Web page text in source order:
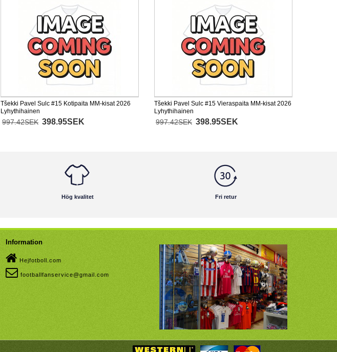
Tšekki Pavel Sulc #15 Kotipaita MM-kisat 2026
Lyhythihainen
997.42SEK 398.95SEK
Tšekki Pavel Sulc #15 Vieraspaita MM-kisat 2026
Lyhythihainen
997.42SEK 398.95SEK
Hög kvalitet Fri retur
Information
Hejfotboll.com
footballfanservice@gmail.com